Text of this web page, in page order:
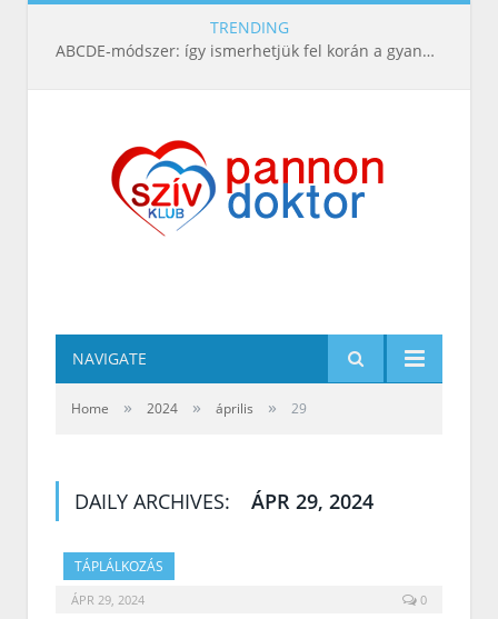
TRENDING
ABCDE‑módszer: így ismerhetjük fel korán a gyanús bőrelváltozásokat
NAVIGATE
Home » 2024 » április » 29
DAILY ARCHIVES: ÁPR 29, 2024
TÁPLÁLKOZÁS
ÁPR 29, 2024 0